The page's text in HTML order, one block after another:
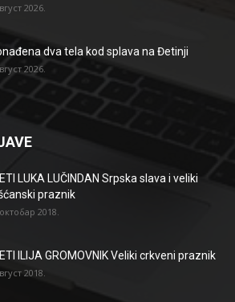
2026.
dva tela kod splava na Đetinji
2026.
LUKA LUČINDAN Srpska slava i veliki
praznik
2018.
ILIJA GROMOVNIK Veliki crkveni praznik
2018.